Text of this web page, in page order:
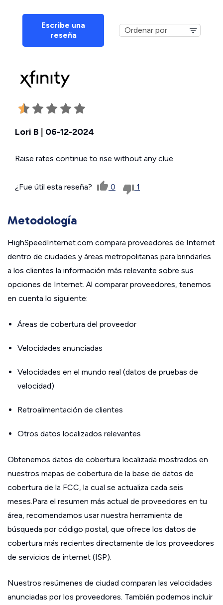
Escribe una
reseña
Lori B 06-12-2024
Raise rates continue to rise without any clue
¿Fue útil esta reseña? 0 1
Metodología
HighSpeedInternet.com compara proveedores de Internet
dentro de ciudades y áreas metropolitanas para brindarles
a los clientes la información más relevante sobre sus
opciones de Internet. Al comparar proveedores, tenemos
en cuenta lo siguiente:
Áreas de cobertura del proveedor
Velocidades anunciadas
Velocidades en el mundo real (datos de pruebas de
velocidad)
Retroalimentación de clientes
Otros datos localizados relevantes
Obtenemos datos de cobertura localizada mostrados en
nuestros mapas de cobertura de la base de datos de
cobertura de la FCC, la cual se actualiza cada seis
meses.Para el resumen más actual de proveedores en tu
área, recomendamos usar nuestra herramienta de
búsqueda por código postal, que ofrece los datos de
cobertura más recientes directamente de los proveedores
de servicios de internet (ISP).
Nuestros resúmenes de ciudad comparan las velocidades
anunciadas por los proveedores. También podemos incluir